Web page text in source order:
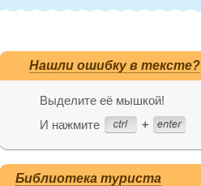
Нашли ошибку в тексте?
Выделите её мышкой!
И нажмите
Библиотека туриста